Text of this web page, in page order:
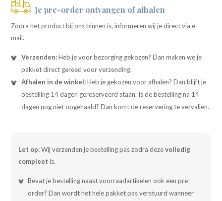
Je pre-order ontvangen of afhalen
Zodra het product bij ons binnen is, informeren wij je direct via e-
mail.
Verzenden:Heb je voor bezorging gekozen? Dan maken we je
pakket direct gereed voor verzending.
Afhalen in de winkel:Heb je gekozen voor afhalen? Dan blijft je
bestelling 14 dagen gereserveerd staan. Is de bestelling na 14
dagen nog niet opgehaald? Dan komt de reservering te vervallen.
Let op:Wij verzenden je bestelling pas zodra dezevolledig
compleet is.
Bevat je bestelling naast voorraadartikelen ook een pre-
order? Dan wordt het hele pakket pas verstuurd wanneer